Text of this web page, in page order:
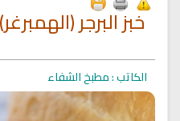
خبز البرجر (الهمبرغر)
الكاتب : مطبخ الشفاء